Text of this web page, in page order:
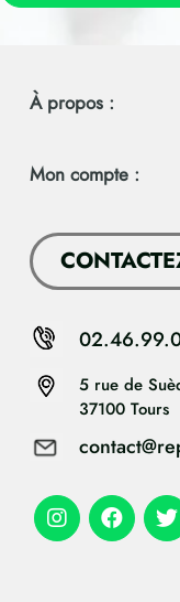
À propos :
Mon compte :
5 rue de
37100 Tours